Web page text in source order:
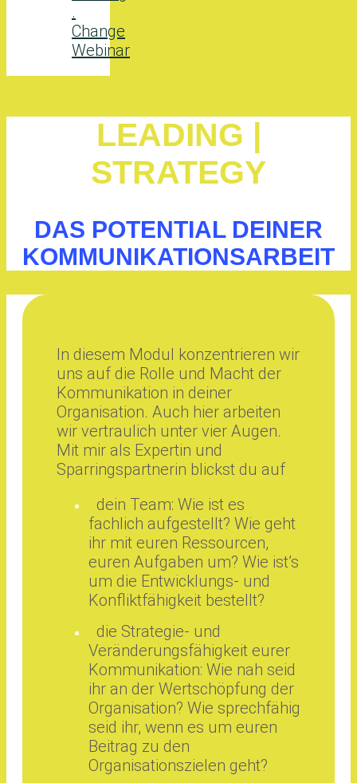
.
Change
Webinar
LEADING |
STRATEGY
DAS POTENTIAL DEINER
KOMMUNIKATIONSARBEIT
In diesem Modul konzentrieren wir
uns auf die Rolle und Macht der
Kommunikation in deiner
Organisation. Auch hier arbeiten
wir vertraulich unter vier Augen.
Mit mir als Expertin und
Sparringspartnerin blickst du auf
dein Team: Wie ist es
fachlich aufgestellt? Wie geht
ihr mit euren Ressourcen,
euren Aufgaben um? Wie ist’s
um die Entwicklungs- und
Konfliktfähigkeit bestellt?
die Strategie- und
Veränderungsfähigkeit eurer
Kommunikation: Wie nah seid
ihr an der Wertschöpfung der
Organisation? Wie sprechfähig
seid ihr, wenn es um euren
Beitrag zu den
Organisationszielen geht?